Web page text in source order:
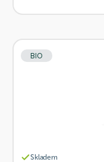
BIO
Skladem